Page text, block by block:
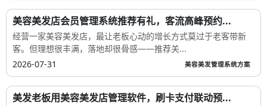
美容美发店会员管理系统推荐有礼，客流高峰预约...
经营一家美容美发店，最让老板心动的增长方式莫过于老客带新
客。但理想很丰满，落地却很骨感——推荐关...
2026-07-31
美容美发管理系统方案
美发老板用美容美发店管理软件，刷卡支付联动预...